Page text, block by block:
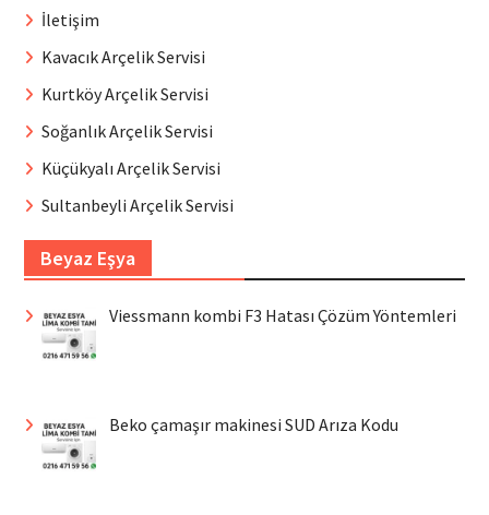
İletişim
Kavacık Arçelik Servisi
Kurtköy Arçelik Servisi
Soğanlık Arçelik Servisi
Küçükyalı Arçelik Servisi
Sultanbeyli Arçelik Servisi
Beyaz Eşya
Viessmann kombi F3 Hatası Çözüm Yöntemleri
Beko çamaşır makinesi SUD Arıza Kodu